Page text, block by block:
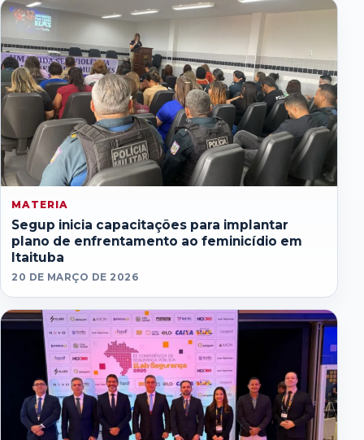
MATERIA
Segup inicia capacitações para implantar
plano de enfrentamento ao feminicídio em
Itaituba
20 DE MARÇO DE 2026